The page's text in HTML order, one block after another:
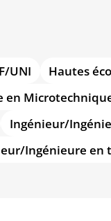
UNI
Hautes
Ingénieur/
Ingénieure en